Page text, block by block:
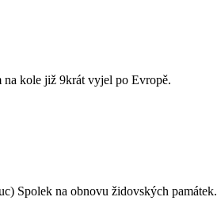
na kole již 9krát vyjel po Evropě.
Spolek na obnovu židovských památek.